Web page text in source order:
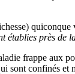
établies près
frappe aux
sont confinés